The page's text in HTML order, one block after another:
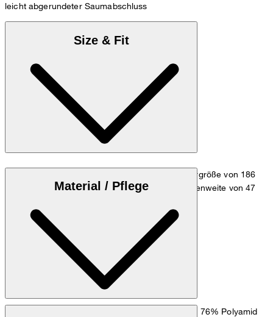
leicht abgerundeter Saumabschluss
Size & Fit
Das Model trägt die Größe 39/M bei einer Körpergröße von 186
cm, einer 1/2 Oberweite von 53 cm und 1/2 Taillenweite von 47
Zum Hemden Guide
Material / Pflege
Stretchige Powerflex-Qualität aus 24% Elasthan, 76% Polyamid